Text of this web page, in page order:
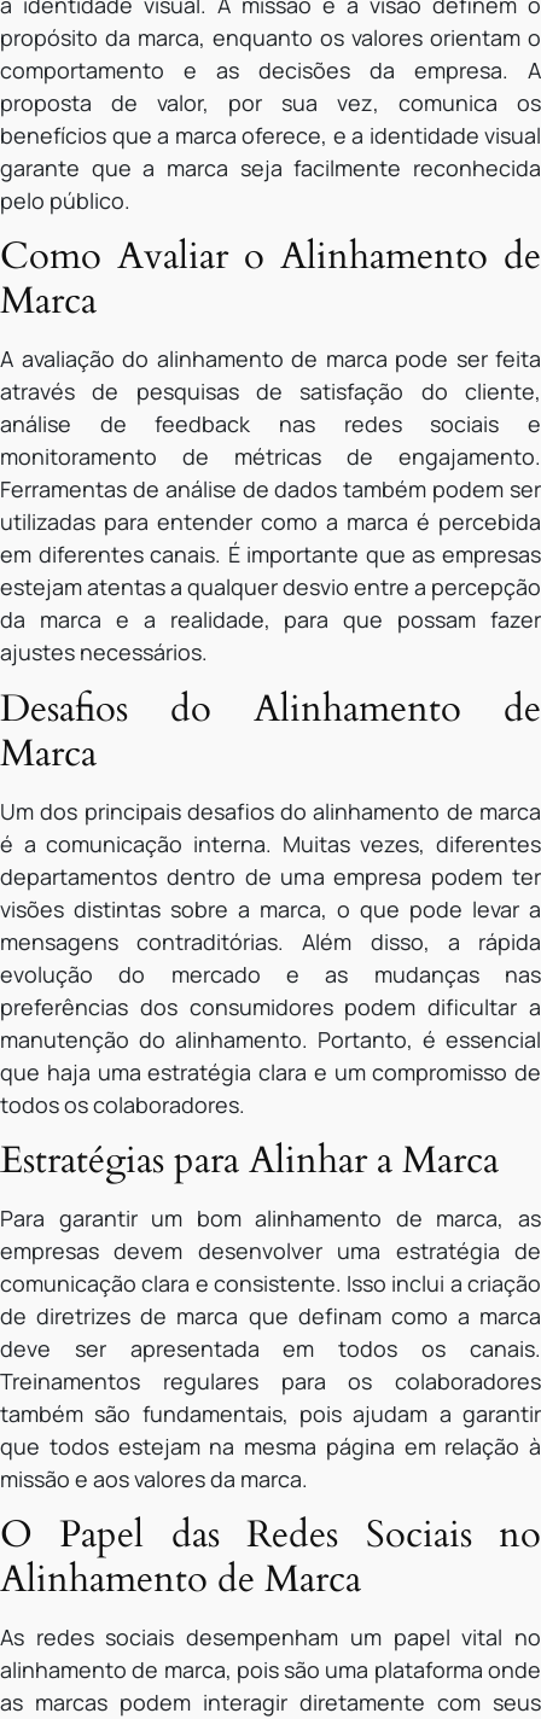
propósito da marca, enquanto os valores orientam o
comportamento e as decisões da empresa. A
proposta de valor, por sua vez, comunica os
benefícios que a marca oferece, e a identidade visual
garante que a marca seja facilmente reconhecida
pelo público.
Como Avaliar o Alinhamento de
Marca
A avaliação do alinhamento de marca pode ser feita
através de pesquisas de satisfação do cliente,
análise de feedback nas redes sociais e
monitoramento de métricas de engajamento.
Ferramentas de análise de dados também podem ser
utilizadas para entender como a marca é percebida
em diferentes canais. É importante que as empresas
estejam atentas a qualquer desvio entre a percepção
da marca e a realidade, para que possam fazer
ajustes necessários.
Desafios do Alinhamento de
Marca
Um dos principais desafios do alinhamento de marca
é a comunicação interna. Muitas vezes, diferentes
departamentos dentro de uma empresa podem ter
visões distintas sobre a marca, o que pode levar a
mensagens contraditórias. Além disso, a rápida
evolução do mercado e as mudanças nas
preferências dos consumidores podem dificultar a
manutenção do alinhamento. Portanto, é essencial
que haja uma estratégia clara e um compromisso de
todos os colaboradores.
Estratégias para Alinhar a Marca
Para garantir um bom alinhamento de marca, as
empresas devem desenvolver uma estratégia de
comunicação clara e consistente. Isso inclui a criação
de diretrizes de marca que definam como a marca
deve ser apresentada em todos os canais.
Treinamentos regulares para os colaboradores
também são fundamentais, pois ajudam a garantir
que todos estejam na mesma página em relação à
missão e aos valores da marca.
O Papel das Redes Sociais no
Alinhamento de Marca
As redes sociais desempenham um papel vital no
alinhamento de marca, pois são uma plataforma onde
as marcas podem interagir diretamente com seus